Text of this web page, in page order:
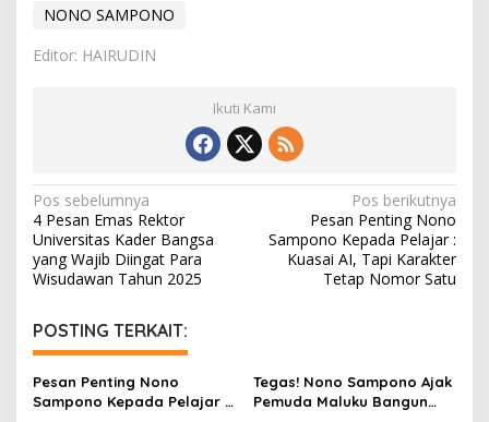
NONO SAMPONO
Editor: HAIRUDIN
Ikuti Kami
N
a
v
g
a
s
Pos sebelumnya
4 Pesan Emas Rektor
Universitas Kader Bangsa
yang Wajib Diingat Para
Wisudawan Tahun 2025
Pos berikutnya
Pesan Penting Nono
Sampono Kepada Pelajar :
Kuasai AI, Tapi Karakter
Tetap Nomor Satu
POSTING TERKAIT:
Pesan Penting Nono
Sampono Kepada Pelajar :
Tegas! Nono Sampono Ajak
Pemuda Maluku Bangun